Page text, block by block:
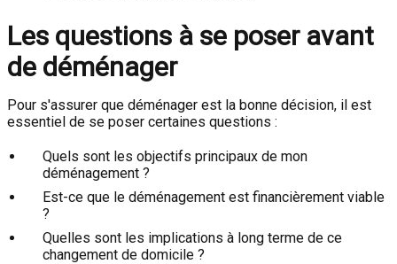
Les questions à se poser avant
de déménager
Pour s'assurer que déménager est la bonne décision, il est
essentiel de se poser certaines questions :
Quels sont les objectifs principaux de mon
déménagement ?
Est-ce que le déménagement est financièrement viable
?
Quelles sont les implications à long terme de ce
changement de domicile ?